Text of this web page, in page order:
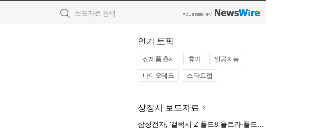
인기 토픽
신제품 출시 휴가
인공지능
바이오테크
스타트업
상장사 보도자료
삼성전자, ‘갤럭시 Z 폴드8 울트라·폴드8·플립8’과 ‘갤럭시 워치 울트라2·워치9’ 국내 공식 출시